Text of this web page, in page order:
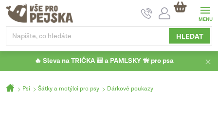
Přejít
obsah
HLEDAT
NÁKUPNÍ
KOŠÍK
🔥 Sleva na TRIČKA 🎒 a PAMLSKY 🦮 pro psa
Domů
Psi Šátky a motýlci pro psy Dárkové poukazy